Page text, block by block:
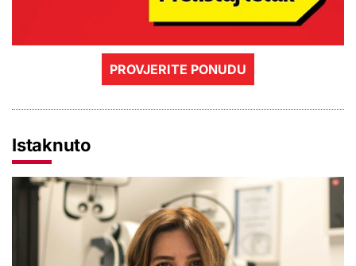
PROVJERITE PONUDU
Istaknuto